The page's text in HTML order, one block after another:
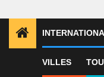
VILLES
International